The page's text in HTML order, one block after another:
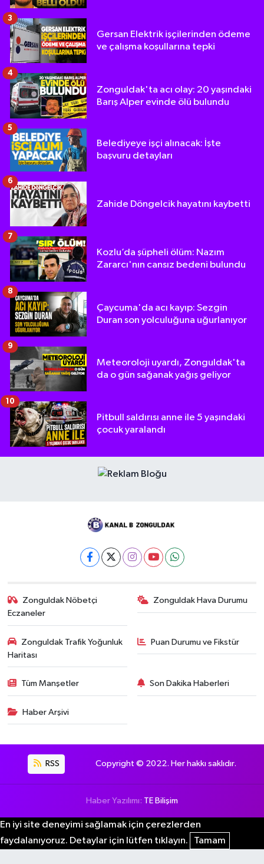
Gersan Elektrik işçilerinden ödeme
ve çalışma koşullarına tepki
3
Zonguldak'ta acı olay: 20 yaşındaki
Barış Alper evinde ölü bulundu
4
Belediyeye işçi alınacak: İşte
başvuru detayları
5
Zahide Döngelcik hayatını kaybetti
6
Kozlu’da şüpheli ölüm: Nazım
Zararcı'nın cansız bedeni bulundu
7
Çaycuma'da acı kayıp: Sezgin
Duran son yolculuğuna uğurlanıyor
8
Meteoroloji uyardı, Zonguldak'ta
da o gün sağanak yağış geliyor
9
Pitbull saldırısı anne ile 5 yaşındaki
çocuk yaralandı
10
Zonguldak Nöbetçi
Eczaneler
Zonguldak Hava Durumu
Zonguldak Trafik Yoğunluk
Haritası
Puan Durumu ve Fikstür
Tüm Manşetler Son Dakika Haberleri
Haber Arşivi
RSS Copyright © 2022. Her hakkı saklıdır.
Haber Yazılımı: TE Bilişim
En iyi site deneyimi sağlamak için çerezlerden
faydalanıyoruz. Detaylar için lütfen tıklayın.
Tamam